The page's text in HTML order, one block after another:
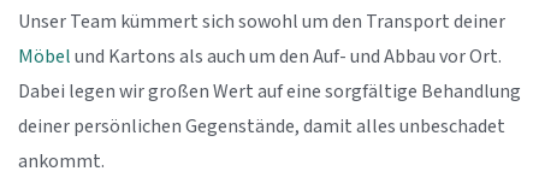
Unser Team kümmert sich sowohl um den Transport deiner
Möbelund Kartons als auch um den Auf- und Abbau vor Ort.
Dabei legen wir großen Wert auf eine sorgfältige Behandlung
deiner persönlichen Gegenstände, damit alles unbeschadet
ankommt.